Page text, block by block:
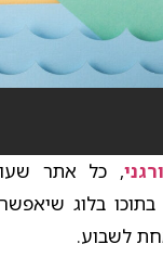
, כל אתר
בתוכו בלוג
לשבוע.